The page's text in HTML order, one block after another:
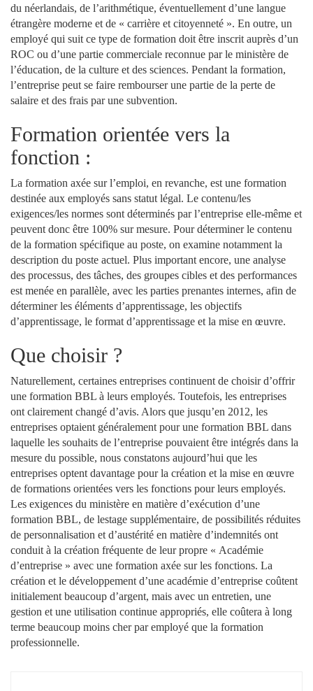
du néerlandais, de l’arithmétique, éventuellement d’une langue
étrangère moderne et de « carrière et citoyenneté ». En outre, un
employé qui suit ce type de formation doit être inscrit auprès d’un
ROC ou d’une partie commerciale reconnue par le ministère de
l’éducation, de la culture et des sciences. Pendant la formation,
l’entreprise peut se faire rembourser une partie de la perte de
salaire et des frais par une subvention.
Formation orientée vers la
fonction :
La formation axée sur l’emploi, en revanche, est une formation
destinée aux employés sans statut légal. Le contenu/les
exigences/les normes sont déterminés par l’entreprise elle-même et
peuvent donc être 100% sur mesure. Pour déterminer le contenu
de la formation spécifique au poste, on examine notamment la
description du poste actuel. Plus important encore, une analyse
des processus, des tâches, des groupes cibles et des performances
est menée en parallèle, avec les parties prenantes internes, afin de
déterminer les éléments d’apprentissage, les objectifs
d’apprentissage, le format d’apprentissage et la mise en œuvre.
Que choisir ?
Naturellement, certaines entreprises continuent de choisir d’offrir
une formation BBL à leurs employés. Toutefois, les entreprises
ont clairement changé d’avis. Alors que jusqu’en 2012, les
entreprises optaient généralement pour une formation BBL dans
laquelle les souhaits de l’entreprise pouvaient être intégrés dans la
mesure du possible, nous constatons aujourd’hui que les
entreprises optent davantage pour la création et la mise en œuvre
de formations orientées vers les fonctions pour leurs employés.
Les exigences du ministère en matière d’exécution d’une
formation BBL, de lestage supplémentaire, de possibilités réduites
de personnalisation et d’austérité en matière d’indemnités ont
conduit à la création fréquente de leur propre « Académie
d’entreprise » avec une formation axée sur les fonctions. La
création et le développement d’une académie d’entreprise coûtent
initialement beaucoup d’argent, mais avec un entretien, une
gestion et une utilisation continue appropriés, elle coûtera à long
terme beaucoup moins cher par employé que la formation
professionnelle.